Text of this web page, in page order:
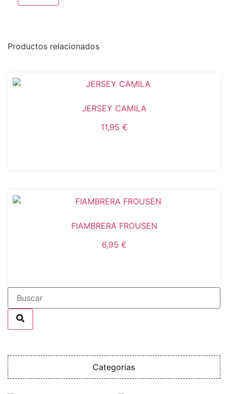
Productos relacionados
JERSEY CAMILA
11,95 €
FIAMBRERA FROUSEN
6,95 €
Categorías